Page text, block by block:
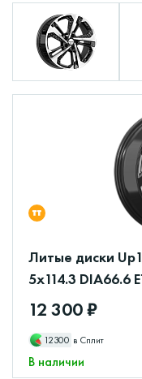
Литые диски
5x114.3 DIA66.6
12 300 ₽
12300 в Сплит
В наличии